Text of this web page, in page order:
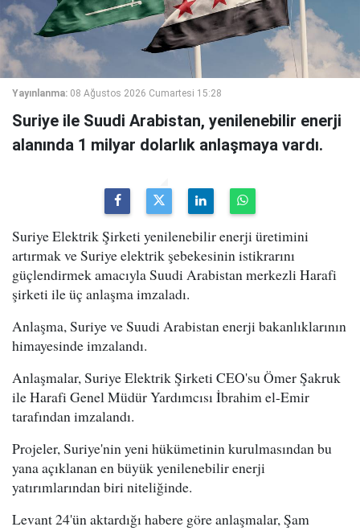
Yayınlanma: 08 Ağustos 2026 Cumartesi 15:28
Suriye ile Suudi Arabistan, yenilenebilir enerji
alanında 1 milyar dolarlık anlaşmaya vardı.
Suriye Elektrik Şirketi yenilenebilir enerji üretimini
artırmak ve Suriye elektrik şebekesinin istikrarını
güçlendirmek amacıyla Suudi Arabistan merkezli Harafi
şirketi ile üç anlaşma imzaladı.
Anlaşma, Suriye ve Suudi Arabistan enerji bakanlıklarının
himayesinde imzalandı.
Anlaşmalar, Suriye Elektrik Şirketi CEO'su Ömer Şakruk
ile Harafi Genel Müdür Yardımcısı İbrahim el-Emir
tarafından imzalandı.
Projeler, Suriye'nin yeni hükümetinin kurulmasından bu
yana açıklanan en büyük yenilenebilir enerji
yatırımlarından biri niteliğinde.
Levant 24'ün aktardığı habere göre anlaşmalar, Şam